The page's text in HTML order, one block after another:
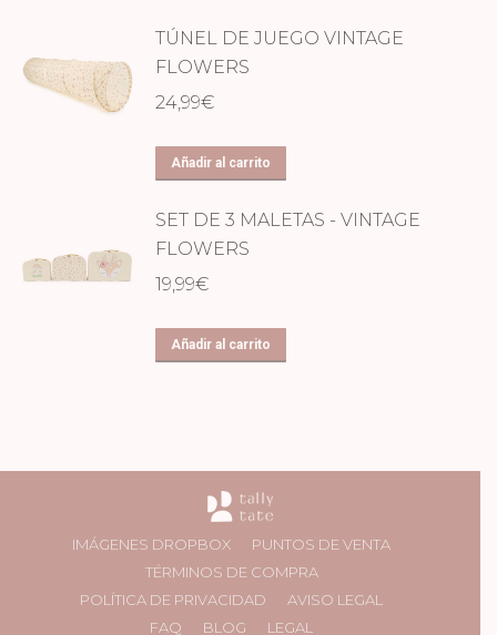
TÚNEL DE JUEGO VINTAGE
FLOWERS
24,99€
Añadir al carrito
SET DE 3 MALETAS - VINTAGE
FLOWERS
19,99€
Añadir al carrito
IMÁGENES DROPBOX
PUNTOS DE VENTA
TÉRMINOS DE COMPRA
POLÍTICA DE PRIVACIDAD
AVISO LEGAL
FAQ
BLOG LEGAL